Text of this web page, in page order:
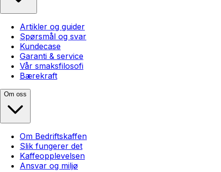
Artikler og guider
Spørsmål og svar
Kundecase
Garanti & service
Vår smaksfilosofi
Bærekraft
Om oss
Om Bedriftskaffen
Slik fungerer det
Kaffeopplevelsen
Ansvar og miljø